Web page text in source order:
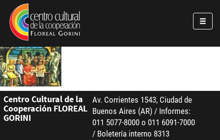
Pasar al contenido principal
Jump to main content
Centro Cultural de la
Cooperación FLOREAL
GORINI
Av. Corrientes 1543, Ciudad de
Buenos Aires (AR) / Informes:
011 5077-8000 o 011 6091-7000
/ Boletería interno 8313